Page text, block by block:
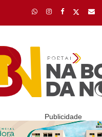
Publicidade